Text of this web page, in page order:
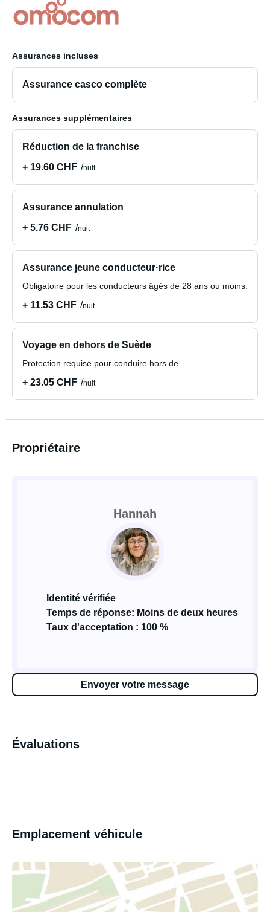
Assurances incluses
Assurance casco complète
Assurances supplémentaires
Réduction de la franchise
+ 19.60 CHF
nuit
Assurance annulation
+ 5.76 CHF
nuit
Assurance jeune conducteur·rice
Obligatoire pour les conducteurs âgés de 28 ans ou moins.
+ 11.53 CHF nuit
Voyage en dehors de Suède
Protection requise pour conduire hors de .
+ 23.05 CHF nuit
Propriétaire
Hannah
Identité vérifiée
Temps de réponse: Moins de deux heures
Taux d'acceptation : 100 %
Envoyer votre message
Évaluations
Emplacement véhicule